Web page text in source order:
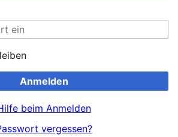
Anmelden
beim Anmelden
vergessen?